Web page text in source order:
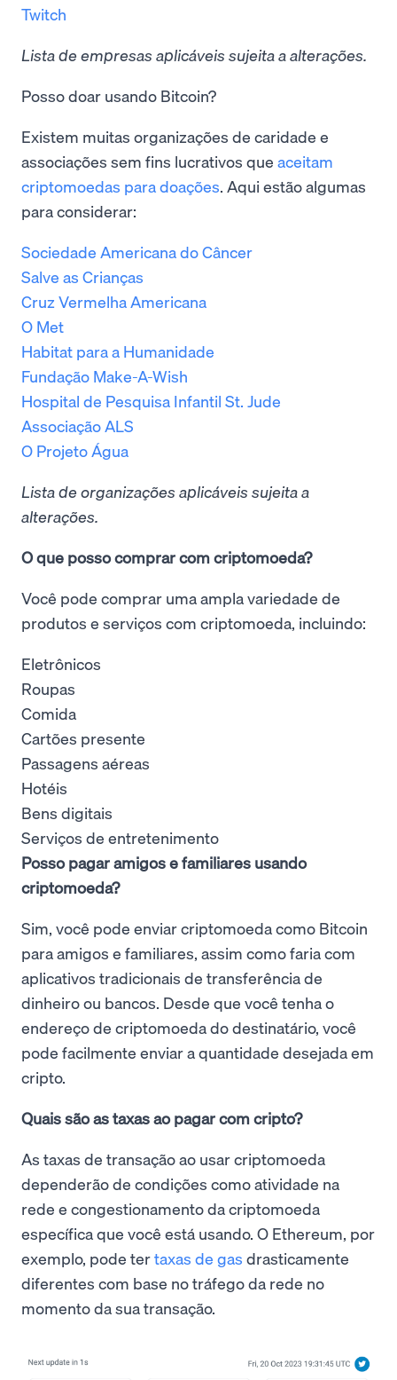
Twitch
Lista de empresas aplicáveis sujeita a alterações.
Posso doar usando Bitcoin?
Existem muitas organizações de caridade e
associações sem fins lucrativos que aceitam
criptomoedas para doações. Aqui estão algumas
para considerar:
Sociedade Americana do Câncer
Salve as Crianças
Cruz Vermelha Americana
O Met
Habitat para a Humanidade
Fundação Make-A-Wish
Hospital de Pesquisa Infantil St. Jude
Associação ALS
O Projeto Água
Lista de organizações aplicáveis sujeita a
alterações.
O que posso comprar com criptomoeda?
Você pode comprar uma ampla variedade de
produtos e serviços com criptomoeda, incluindo:
Eletrônicos
Roupas
Comida
Cartões presente
Passagens aéreas
Hotéis
Bens digitais
Serviços de entretenimento
Posso pagar amigos e familiares usando
criptomoeda?
Sim, você pode enviar criptomoeda como Bitcoin
para amigos e familiares, assim como faria com
aplicativos tradicionais de transferência de
dinheiro ou bancos. Desde que você tenha o
endereço de criptomoeda do destinatário, você
pode facilmente enviar a quantidade desejada em
cripto.
Quais são as taxas ao pagar com cripto?
As taxas de transação ao usar criptomoeda
dependerão de condições como atividade na
rede e congestionamento da criptomoeda
específica que você está usando. O Ethereum, por
exemplo, pode tertaxas de gas drasticamente
diferentes com base no tráfego da rede no
momento da sua transação.